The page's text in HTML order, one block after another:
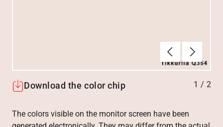
Föregående
Nästa
Download the color chip 1 / 2
The colors visible on the monitor screen have been